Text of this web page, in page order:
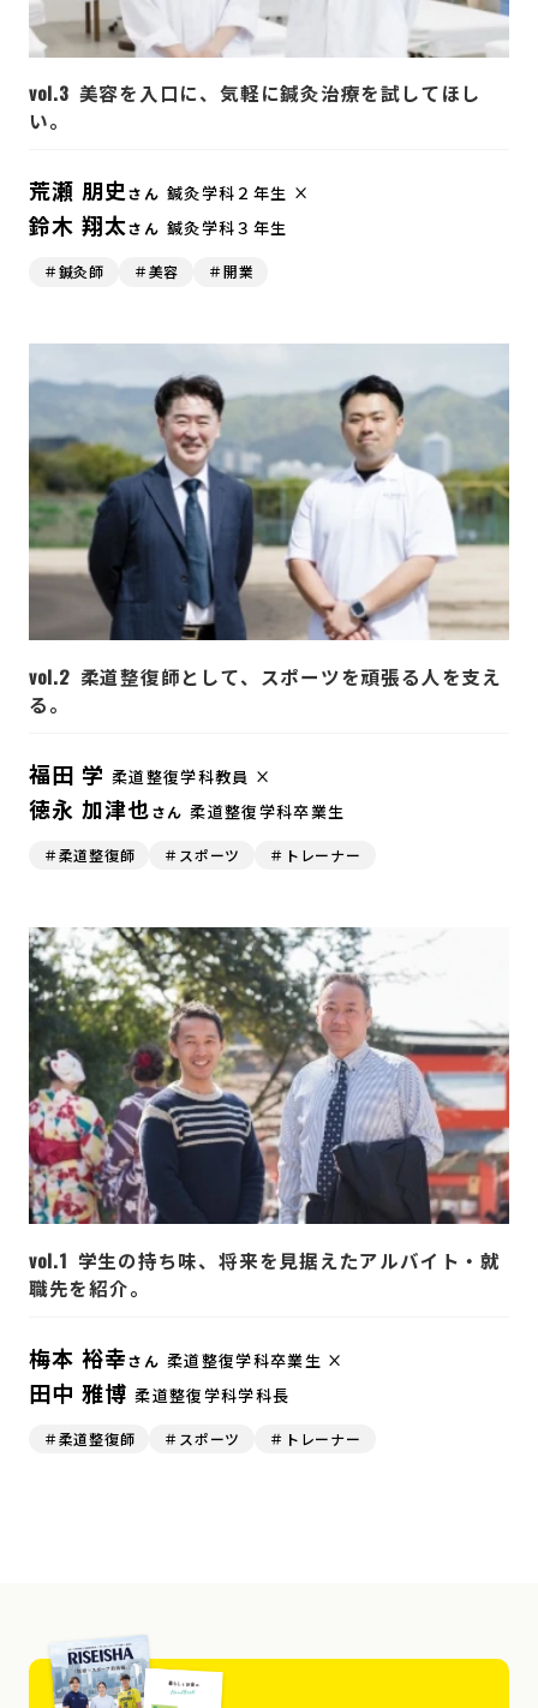
vol.3 美容を入口に、気軽に鍼灸治療を試してほし
い。
荒瀬 朋史 さん 鍼灸学科２年生 ×
鈴木 翔太さん 鍼灸学科３年生
＃鍼灸師 ＃美容 ＃開業
vol.2 柔道整復師として、スポーツを頑張る人を支え
る。
福田 学 柔道整復学科教員 ×
徳永 加津也さん 柔道整復学科卒業生
＃柔道整復師 ＃スポーツ ＃トレーナー
vol.1 学生の持ち味、将来を見据えたアルバイト・就
職先を紹介。
梅本 裕幸さん 柔道整復学科卒業生 ×
田中 雅博 柔道整復学科学科長
＃柔道整復師 ＃スポーツ ＃トレーナー